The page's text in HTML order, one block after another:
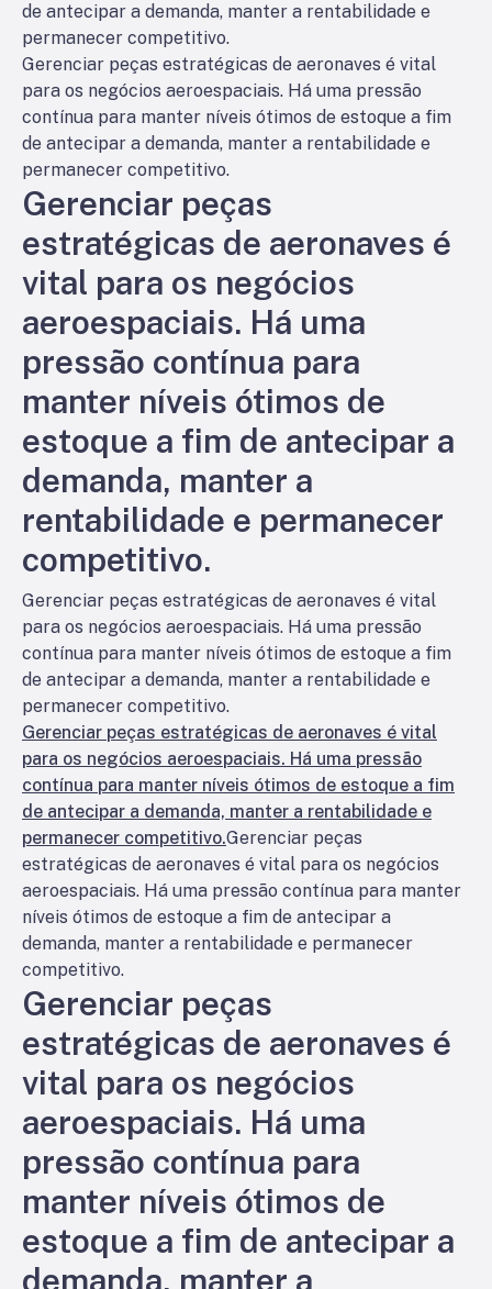
de antecipar a demanda, manter a rentabilidade e
permanecer competitivo.
Gerenciar peças estratégicas de aeronaves é vital
para os negócios aeroespaciais. Há uma pressão
contínua para manter níveis ótimos de estoque a fim
de antecipar a demanda, manter a rentabilidade e
permanecer competitivo.
Gerenciar peças
estratégicas de aeronaves é
vital para os negócios
aeroespaciais. Há uma
pressão contínua para
manter níveis ótimos de
estoque a fim de antecipar a
demanda, manter a
rentabilidade e permanecer
competitivo.
Gerenciar peças estratégicas de aeronaves é vital
para os negócios aeroespaciais. Há uma pressão
contínua para manter níveis ótimos de estoque a fim
de antecipar a demanda, manter a rentabilidade e
permanecer competitivo.
Gerenciar peças estratégicas de aeronaves é vital
para os negócios aeroespaciais. Há uma pressão
contínua para manter níveis ótimos de estoque a fim
de antecipar a demanda, manter a rentabilidade e
permanecer competitivo.Gerenciar peças
estratégicas de aeronaves é vital para os negócios
aeroespaciais. Há uma pressão contínua para manter
níveis ótimos de estoque a fim de antecipar a
demanda, manter a rentabilidade e permanecer
competitivo.
Gerenciar peças
estratégicas de aeronaves é
vital para os negócios
aeroespaciais. Há uma
pressão contínua para
manter níveis ótimos de
estoque a fim de antecipar a
demanda, manter a